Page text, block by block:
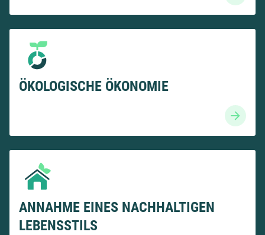
ÖKOLOGISCHE ÖKONOMIE
ANNAHME EINES NACHHALTIGEN
LEBENSSTILS